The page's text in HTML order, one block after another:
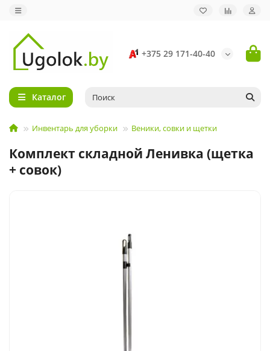
+375 29 171-40-40
Каталог
Инвентарь для уборки Веники, совки и щетки
Комплект складной Ленивка (щетка
+ совок)